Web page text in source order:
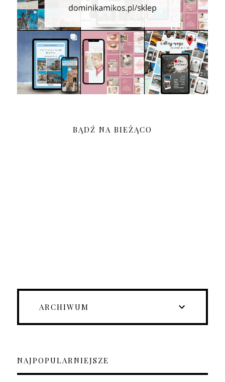
BĄDŹ NA BIEŻĄCO
ARCHIWUM
NAJPOPULARNIEJSZE